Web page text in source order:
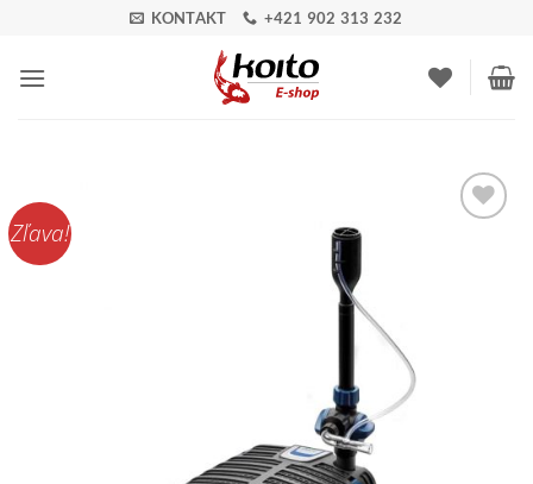
content
KONTAKT +421 902 313 232
Zľava!